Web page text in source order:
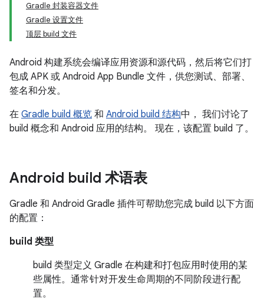
Gradle 封装容器文件
Gradle 设置文件
顶层 build 文件
Android 构建系统会编译应用资源和源代码，然后将它们打
包成 APK 或 Android App Bundle 文件，供您测试、部署、
签名和分发。
在 Gradle build 概览 和 Android build 结构中， 我们讨论了
build 概念和 Android 应用的结构。 现在，该配置 build 了。
Android build 术语表
Gradle 和 Android Gradle 插件可帮助您完成 build 以下方面
的配置：
build 类型
build 类型定义 Gradle 在构建和打包应用时使用的某
些属性。通常针对开发生命周期的不同阶段进行配
置。